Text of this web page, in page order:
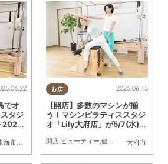
東海市
,大府市 東浦町, 半田市
でオ
タジ
2025
,健康 習い事
お店
大府市
2025.06.15
【開店】多数のマシンが揃
う！マシンピラティススタジ
オ「Lily大府店」が5/7(水)に
オープン
開店, ビューティー,健康 おひとりさま